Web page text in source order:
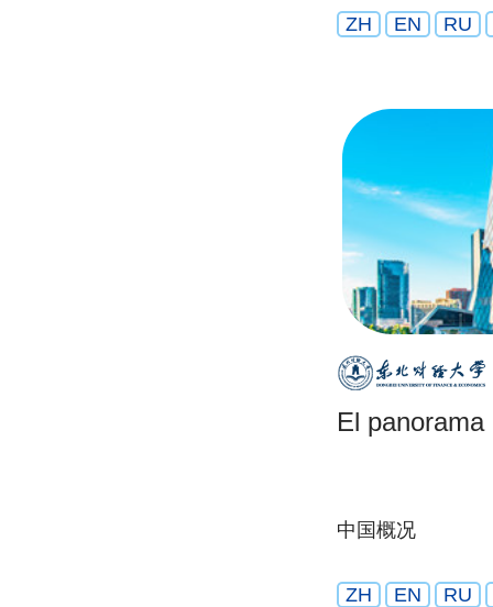
ZH EN RU
El panorama
中国概况
ZH EN RU